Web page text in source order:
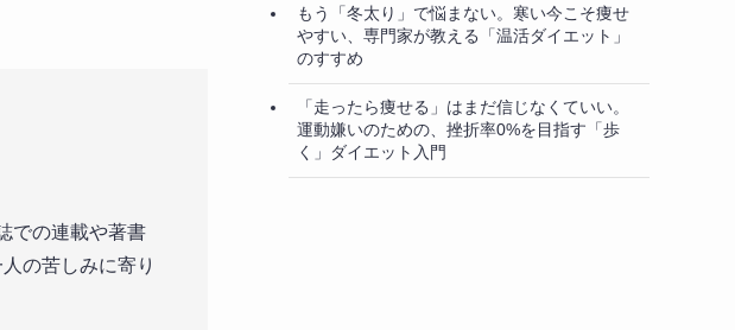
での連載や著書
の苦しみに寄り
もう「冬太り」で悩まない。寒い今こそ痩せ
やすい、専門家が教える「温活ダイエット」
のすすめ
「走ったら痩せる」はまだ信じなくていい。
運動嫌いのための、挫折率0%を目指す「歩
く」ダイエット入門